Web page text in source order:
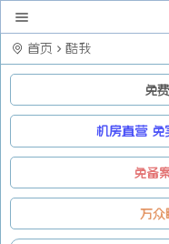
首页 酷我
免
机房直营 免
免备
万众